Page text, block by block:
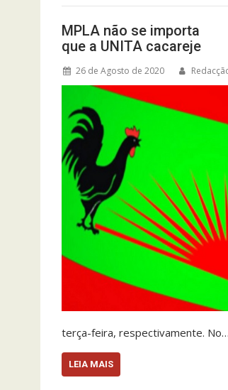
MPLA não se importa
que a UNITA cacareje
26 de Agosto de 2020
terça-feira, respectivamente. No…
LEIA MAIS